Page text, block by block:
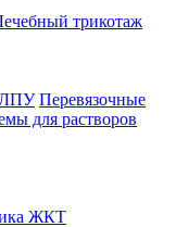
трикотаж
ЛПУ Перевязочные
для растворов
ЖКТ